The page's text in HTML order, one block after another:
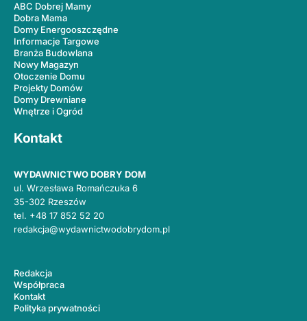
ABC Dobrej Mamy
Dobra Mama
Domy Energooszczędne
Informacje Targowe
Branża Budowlana
Nowy Magazyn
Otoczenie Domu
Projekty Domów
Domy Drewniane
Wnętrze i Ogród
Kontakt
WYDAWNICTWO DOBRY DOM
ul. Wrzesława Romańczuka 6
35-302 Rzeszów
tel. +48 17 852 52 20
redakcja@wydawnictwodobrydom.pl
Redakcja
Współpraca
Kontakt
Polityka prywatności